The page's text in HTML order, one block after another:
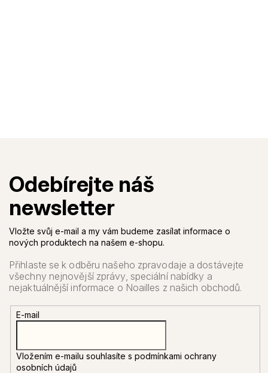
Vložte svůj e-mail a my vám budeme zasílat informace o
nových produktech na našem e-shopu.
E-mail
Vložením e-mailu souhlasíte s podmínkami ochrany
osobních údajů